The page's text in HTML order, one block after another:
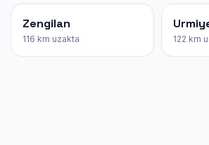
Zengilan
116 km uzakta 122 km